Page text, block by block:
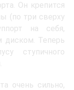
Он крепится
(по три сверху
на себя,
диском. Теперь
ступичного
очень сильно,